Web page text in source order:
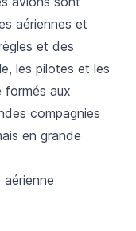
aériennes et
et des
les pilotes et les
formés aux
compagnies
en grande